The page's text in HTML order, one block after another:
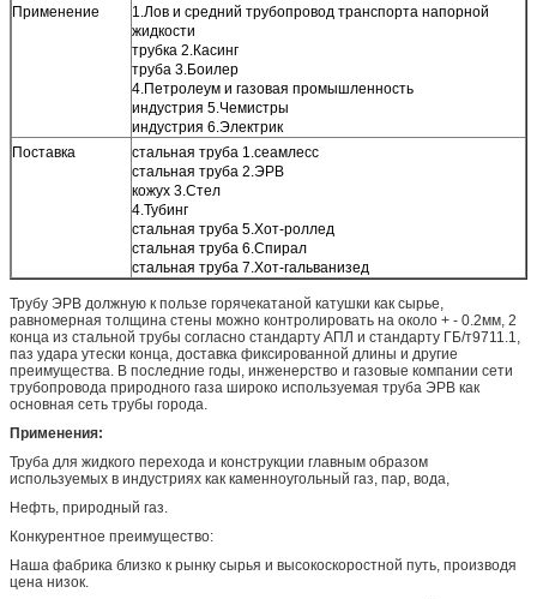
Применение
1.Лов и средний трубопровод транспорта напорной
жидкости
трубка 2.Касинг
труба 3.Боилер
4.Петролеум и газовая промышленность
индустрия 5.Чемистры
индустрия 6.Электрик
Поставка
стальная труба 1.сеамлесс
стальная труба 2.ЭРВ
кожух 3.Стел
4.Тубинг
стальная труба 5.Хот-роллед
стальная труба 6.Спирал
стальная труба 7.Хот-гальванизед
Трубу ЭРВ должную к пользе горячекатаной катушки как сырье,
равномерная толщина стены можно контролировать на около + - 0.2мм, 2
конца из стальной трубы согласно стандарту АПЛ и стандарту ГБ/т9711.1,
паз удара утески конца, доставка фиксированной длины и другие
преимущества. В последние годы, инженерство и газовые компании сети
трубопровода природного газа широко используемая труба ЭРВ как
основная сеть трубы города.
Применения:
Труба для жидкого перехода и конструкции главным образом
используемых в индустриях как каменноугольный газ, пар, вода,
Нефть, природный газ.
Конкурентное преимущество:
Наша фабрика близко к рынку сырья и высокоскоростной путь, производя
цена низок.